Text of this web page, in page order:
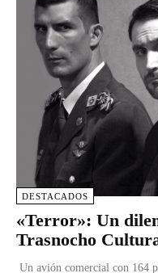
DESTACADOS
«Terror»: Un
Trasnocho
Un avión comercial con 164